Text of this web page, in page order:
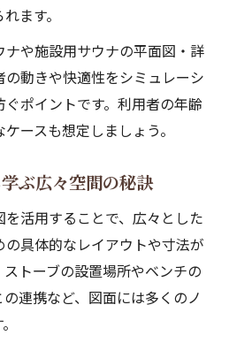
ます。
や施設用サウナの平面図・詳
動きや快適性をシミュレーシ
ポイントです。利用者の年齢
ースも想定しましょう。
ぶ広々空間の秘訣
活用することで、広々とした
具体的なレイアウトや寸法が
トーブの設置場所やベンチの
連携など、図面には多くのノ